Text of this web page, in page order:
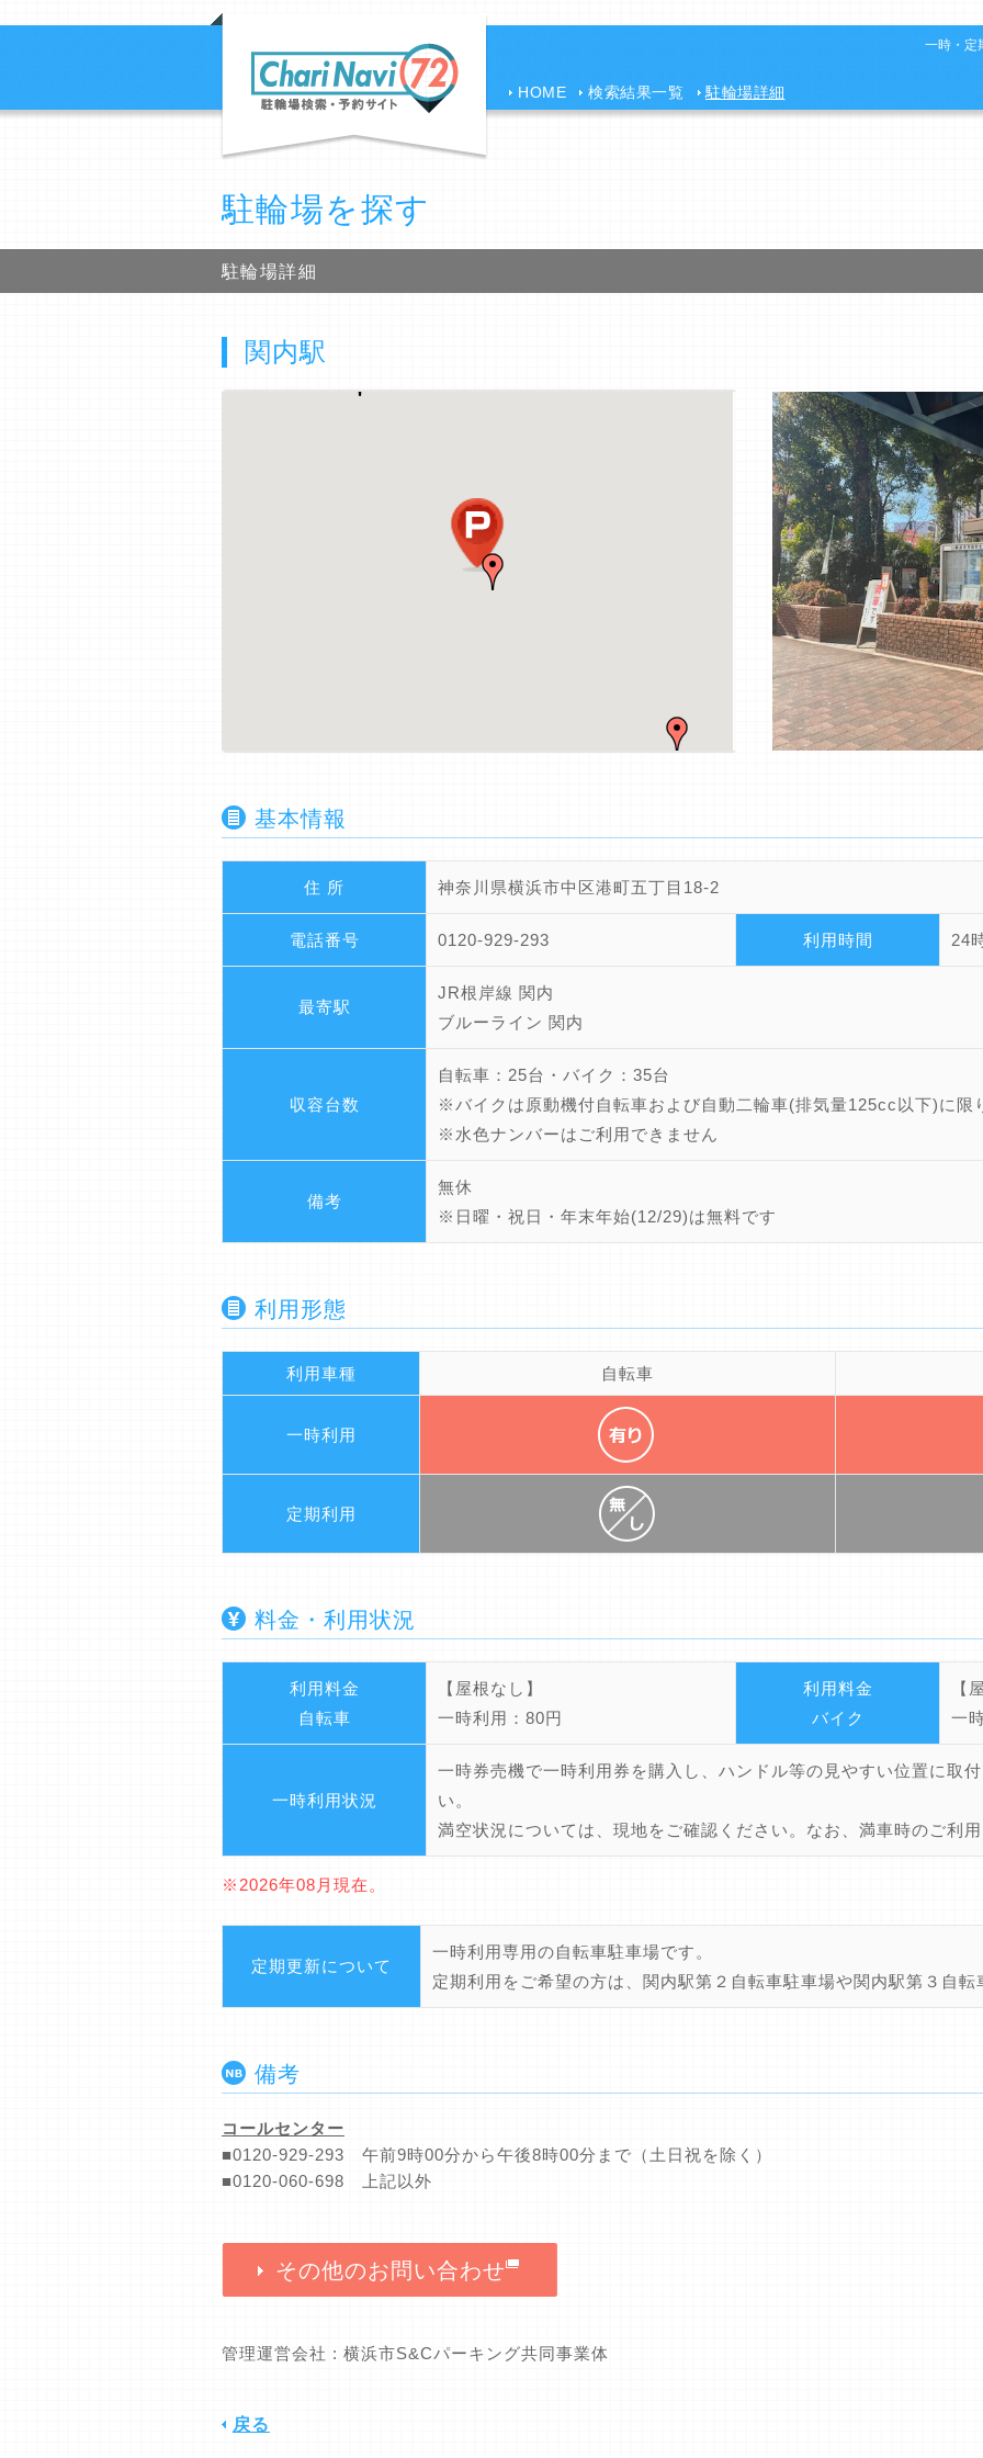
一時・定
HOME 検索結果一覧 駐輪場詳細
駐輪場を探す
駐輪場詳細
関内駅
基本情報
住 所 神奈川県横浜市中区港町五丁目18-2
電話番号 0120-929-293 利用時間 24
最寄駅
JR根岸線 関内
ブルーライン 関内
収容台数
自転車：25台・バイク：35台
※バイクは原動機付自転車および自動二輪車(排気量125cc以下)に限
※水色ナンバーはご利用できません
備考
無休
※日曜・祝日・年末年始(12/29)は無料です
利用形態
利用車種 自転車
一時利用
定期利用
料金・利用状況
利用料金
自転車
【屋根なし】
一時利用：80円
利用料金
バイク
【
一
一時利用状況
一時券売機で一時利用券を購入し、ハンドル等の見やすい位置に取
い。
満空状況については、現地をご確認ください。なお、満車時のご利
※2026年08月現在。
定期更新について
一時利用専用の自転車駐車場です。
定期利用をご希望の方は、関内駅第２自転車駐車場や関内駅第３自
備考
コールセンター
■0120-929-293 午前9時00分から午後8時00分まで（土日祝を除く）
■0120-060-698 上記以外
その他のお問い合わせ
管理運営会社 : 横浜市S&Cパーキング共同事業体
戻る